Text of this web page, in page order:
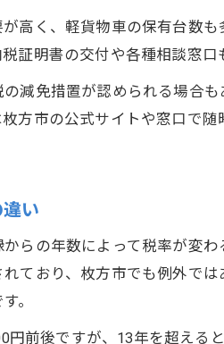
高く、軽貨物車の保有台数
証明書の交付や各種相談窓口
減免措置が認められる場合
方市の公式サイトや窓口で
い
らの年数によって税率が変
ており、枚方市でも例外で
。
前後ですが、13年を超え